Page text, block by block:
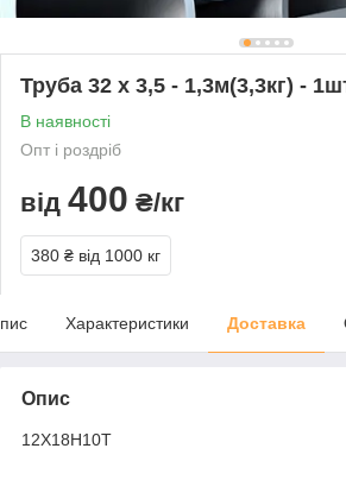
Труба 32 х 3,5 - 1,3м(3,3кг) -
В наявності
Опт і роздріб
від 400 ₴/кг
380 ₴ від 1000 кг
Характеристики Доставка
Опис
12Х18Н10Т